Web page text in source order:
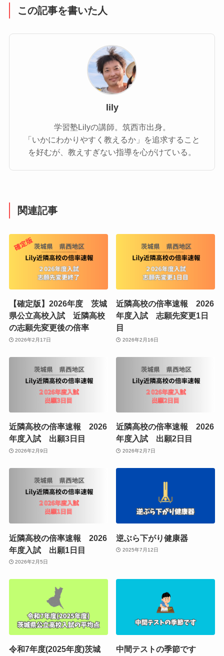
この記事を書いた人
lily
学習塾Lilyの講師。筑西市出身。
「いかにわかりやすく教えるか」を追求すること
を好むが、教えすぎない指導を心がけている。
関連記事
【確定版】2026年度 茨城
県公立高校入試 近隣高校
の志願先変更後の倍率
2026年2月17日
近隣高校の倍率速報 2026
年度入試 志願先変更1日
目
2026年2月16日
近隣高校の倍率速報 2026
年度入試 出願3日目
2026年2月9日
近隣高校の倍率速報 2026
年度入試 出願2日目
2026年2月7日
近隣高校の倍率速報 2026
年度入試 出願1日目
2026年2月5日
逆ぶら下がり健康器
2025年7月12日
令和7年度(2025年度)茨城 中間テストの季節です